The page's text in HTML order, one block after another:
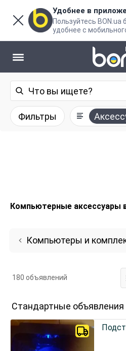
Удобнее в
Пользуйтесь BON.ua
удобнее с
Фильтры
Компьютерные аксессуары
Компьютеры и
180 объявлений
Стандартные объявления